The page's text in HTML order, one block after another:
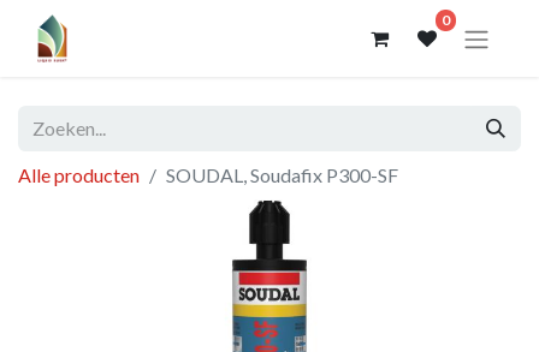
0
Alle producten SOUDAL, Soudafix P300-SF